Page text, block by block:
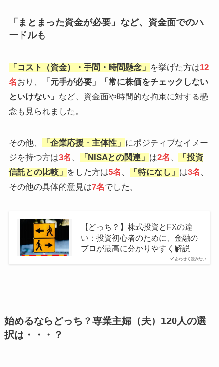
「まとまった資金が必要」など、資金面でのハ
ードルも
「 コスト（資金）・手間・時間懸念」 を挙げた方は12
名おり、
「元手が必要」「常に株価をチェックしない
といけない」 など、資金面や時間的な拘束に対する懸
念も見られました。
その他、 「企業応援・主体性」 にポジティブなイメー
ジを持つ方は3名 、 「NISAとの関連」 は2名 、
「投資
信託との比較」 をした方は5名 、 「特になし」 は3名 、
その他の具体的意見は7名でした。
あわせて読みたい
【どっち？】株式投資とFXの違
い：投資初心者のために、金融の
プロが最高に分かりやすく解説
始めるならどっち？専業主婦（夫）120人の選
択は・・・？